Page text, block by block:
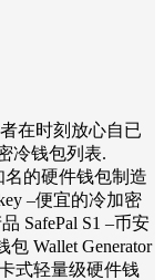
在时刻放心自已
冷钱包列表.
名的硬件钱包制造
–便宜的冷加密
SafePal S1 –币安
Wallet Generator
式轻量级硬件钱